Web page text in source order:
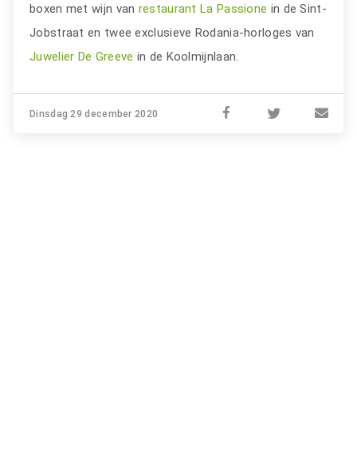
boxen met wijn van restaurant La Passione in de Sint-
Jobstraat en twee exclusieve Rodania-horloges van
Juwelier De Greeve in de Koolmijnlaan.
Dinsdag 29 december 2020